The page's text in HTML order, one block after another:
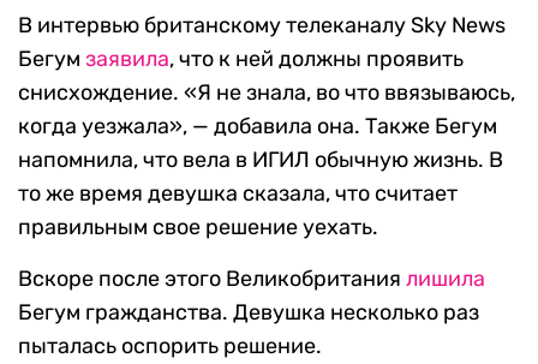
В интервью британскому телеканалу Sky News
Бегум заявила, что к ней должны проявить
снисхождение. «Я не знала, во что ввязываюсь,
когда уезжала», — добавила она. Также Бегум
напомнила, что вела в ИГИЛ обычную жизнь. В
то же время девушка сказала, что считает
правильным свое решение уехать.
Вскоре после этого Великобритания лишила
Бегум гражданства. Девушка несколько раз
пыталась оспорить решение.